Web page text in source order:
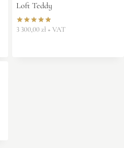
Loft Teddy
Oceniono
3 300,00zł + VAT